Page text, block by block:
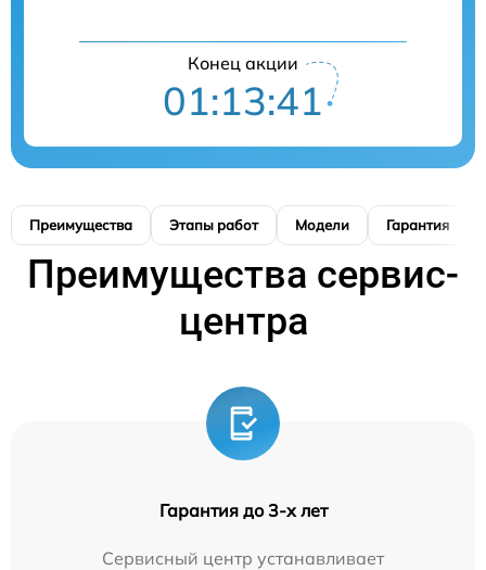
Конец акции
01:13:40
Преимущества Этапы работ Модели Гарантия
Преимущества сервис-
центра
Гарантия до 3-х лет
Сервисный центр устанавливает